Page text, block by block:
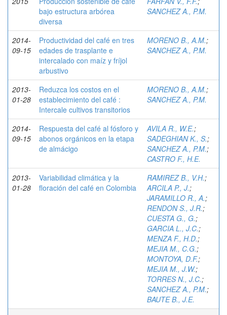
bajo estructura arbórea
diversa
SANCHEZ A., P.M.
2014-
09-15
Productividad del café en tres
edades de trasplante e
intercalado con maíz y fríjol
arbustivo
MORENO B., A.M.;
SANCHEZ A., P.M.
2013-
01-28
Reduzca los costos en el
establecimiento del café :
Intercale cultivos transitorios
MORENO B., A.M.;
SANCHEZ A., P.M.
2014-
09-15
Respuesta del café al fósforo y
abonos orgánicos en la etapa
de almácigo
AVILA R., W.E.;
SADEGHIAN K., S.;
SANCHEZ A., P.M.;
CASTRO F., H.E.
2013-
01-28
Variabilidad climática y la
floración del café en Colombia
RAMIREZ B., V.H.;
ARCILA P., J.;
JARAMILLO R., A.;
RENDON S., J.R.;
CUESTA G., G.;
GARCIA L., J.C.;
MENZA F., H.D.;
MEJIA M., C.G.;
MONTOYA, D.F.;
MEJIA M., J.W.;
TORRES N., J.C.;
SANCHEZ A., P.M.;
BAUTE B., J.E.